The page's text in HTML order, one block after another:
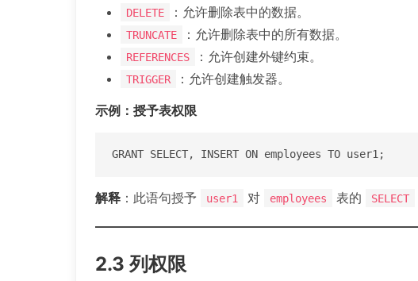
DELETE ：允许删除表中的数据。
TRUNCATE ：允许删除表中的所有数据。
REFERENCES ：允许创建外键约束。
TRIGGER
：允许创建触发器。
示例：授予表权限
GRANT SELECT, INSERT ON employees TO user1;
解释 ：此语句授予 user1 对 employees 表的 SELECT
2.3 列权限